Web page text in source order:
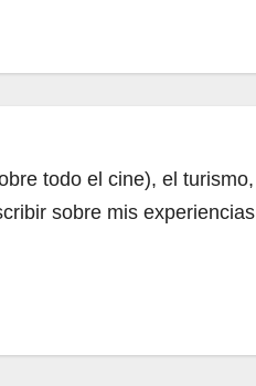
todo el cine), el turismo,
sobre mis